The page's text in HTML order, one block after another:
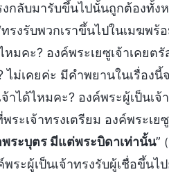
งกลับมารับขึ้นไปนั้นถูกต้องทั้ง
รงรับพวกเราขึ้นไปในเมฆพ
มคะ? องค์พระเยซูเจ้าเคยต
ม่เคยค่ะ มีคำพยานในเรื่อง
าได้ไหมคะ? องค์พระผู้เป็นเ
ะเจ้าทรงเตรียม องค์พระเยซู
ระบุตร มีแต่พระบิดาเท่านั้น”
พระผู้เป็นเจ้าทรงรับผู้เชื่อขึ้น